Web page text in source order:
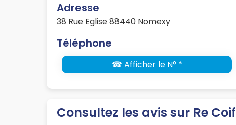
Adresse
38 Rue Eglise 88440 Nomexy
Téléphone
☎ Afficher le N° *
Consultez les avis sur Re